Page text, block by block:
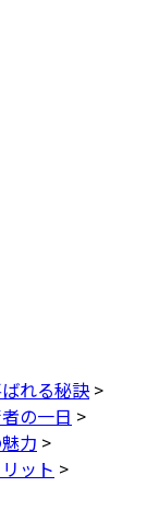
れる秘訣>
の一日 >
力 >
ット >